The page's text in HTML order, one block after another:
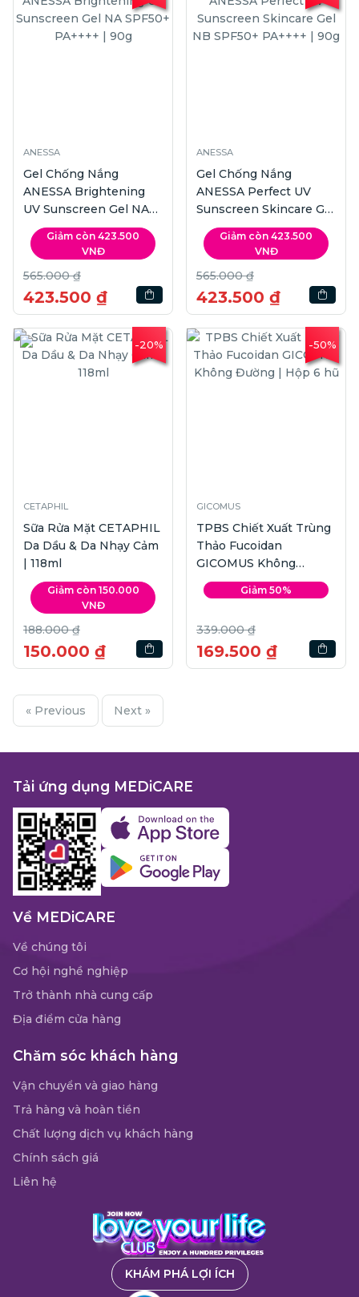
ANESSA
Gel Chống Nắng
ANESSA Brightening
UV Sunscreen Gel NA
SPF50+ PA++++ | 90g
Giảm còn 423.500
VNĐ
565.000 ₫
423.500 ₫
ANESSA
Gel Chống Nắng
ANESSA Perfect UV
Sunscreen Skincare Gel
NB SPF50+ PA++++ |
90g
Giảm còn 423.500
VNĐ
565.000 ₫
423.500 ₫
-20%
CETAPHIL
Sữa Rửa Mặt CETAPHIL
Da Dầu & Da Nhạy Cảm
| 118ml
Giảm còn 150.000
VNĐ
188.000 ₫
150.000 ₫
-50%
GICOMUS
TPBS Chiết Xuất Trùng
Thảo Fucoidan
GICOMUS Không
Đường | Hộp 6 hũ
Giảm 50%
339.000 ₫
169.500 ₫
« Previous Next »
Tải ứng dụng MEDiCARE
Về MEDiCARE
Về chúng tôi
Cơ hội nghề nghiệp
Trở thành nhà cung cấp
Địa điểm cửa hàng
Chăm sóc khách hàng
Vận chuyển và giao hàng
Trả hàng và hoàn tiền
Chất lượng dịch vụ khách hàng
Chính sách giá
Liên hệ
KHÁM PHÁ LỢI ÍCH